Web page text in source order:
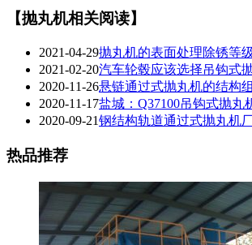
【抛丸机相关阅读】
2021-04-29抛丸机的表面处理除锈等
2021-02-20汽车轮毂应该选择吊钩式
2020-11-26悬链通过式抛丸机的结构
2020-11-17盐城：Q37100吊钩式抛
2020-09-21钢结构轨道通过式抛丸机
热品推荐